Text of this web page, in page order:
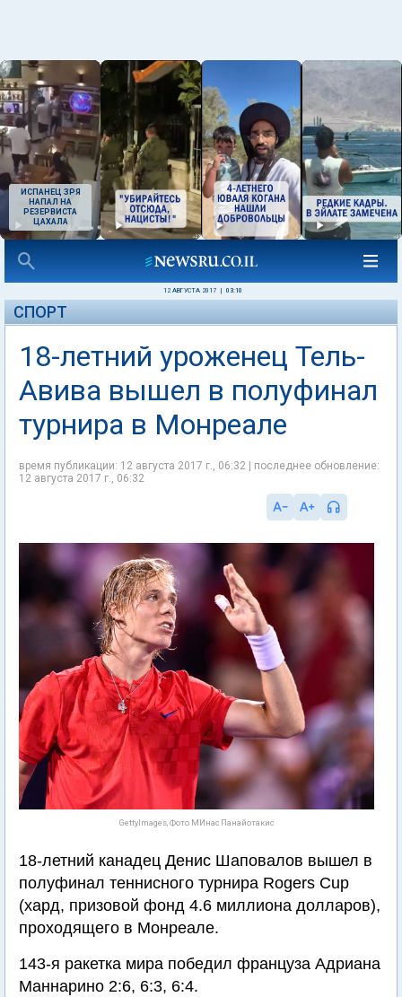
ИСПАНЕЦ ЗРЯ
НАПАЛ НА
РЕЗЕРВИСТА
ЦАХАЛА
12 АВГУСТА 2017 03:10
СПОРТ
18-летний уроженец Тель-
Авива вышел в полуфинал
турнира в Монреале
время публикации: 12 августа 2017 г., 06:32 | последнее обновление:
12 августа 2017 г., 06:32
GettyImages, Фото МИнас Панайотакис
18-летний канадец Денис Шаповалов вышел в
полуфинал теннисного турнира Rogers Cup
(хард, призовой фонд 4.6 миллиона долларов),
проходящего в Монреале.
143-я ракетка мира победил француза Адриана
Маннарино 2:6, 6:3, 6:4.